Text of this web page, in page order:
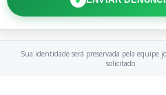
Sua identidade será preservada pela equipe
solicitado.